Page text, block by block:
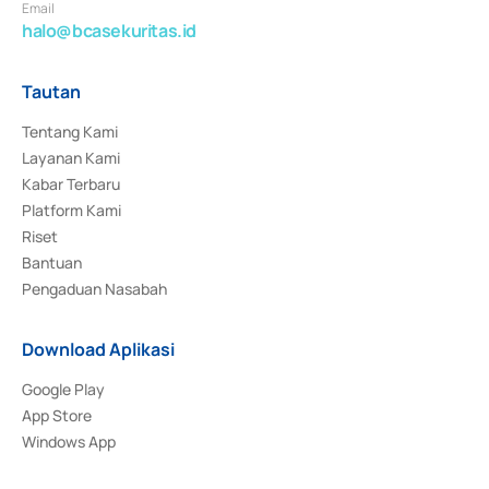
Email
halo@bcasekuritas.id
Tautan
Tentang Kami
Layanan Kami
Kabar Terbaru
Platform Kami
Riset
Bantuan
Pengaduan Nasabah
Download Aplikasi
Google Play
App Store
Windows App